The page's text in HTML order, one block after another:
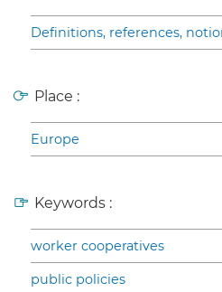
Definitions, references,
Place :
Europe
Keywords :
worker cooperatives
public policies